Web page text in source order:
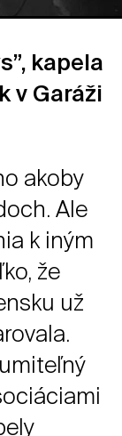
kapela
v Garáži
akoby
Ale
k iným
že
už